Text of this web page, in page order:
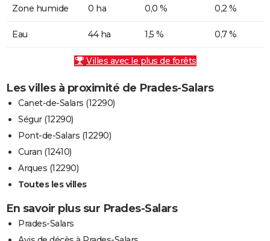
Zone humide 0 ha 0,0 % 0,2 %
Eau 44 ha 1,5 % 0,7 %
Villes avec le plus de forêts
Les villes à proximité de Prades-Salars
Canet-de-Salars (12290)
Ségur (12290)
Pont-de-Salars (12290)
Curan (12410)
Arques (12290)
Toutes les villes
En savoir plus sur Prades-Salars
Prades-Salars